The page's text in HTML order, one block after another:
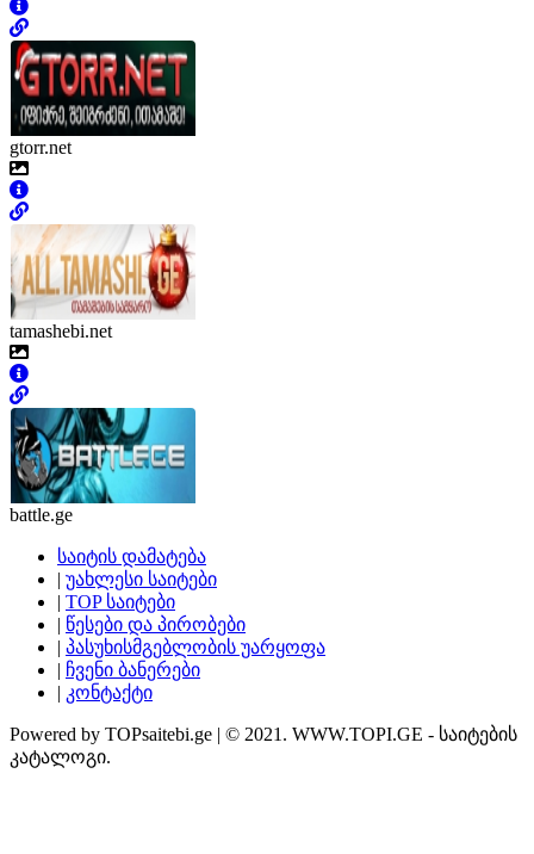
gtorr.net
tamashebi.net
battle.ge
საიტის დამატება
| უახლესი საიტები
| TOP საიტები
| წესები და პირობები
| პასუხისმგებლობის უარყოფა
| ჩვენი ბანერები
| კონტაქტი
Powered by TOPsaitebi.ge | © 2021. WWW.TOPI.GE - საიტების
კატალოგი.